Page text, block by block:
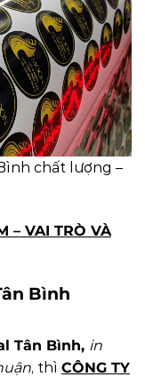
chất lượng –
– VAI TRÒ VÀ
Bình
Tân Bình, in
, thì CÔNG TY